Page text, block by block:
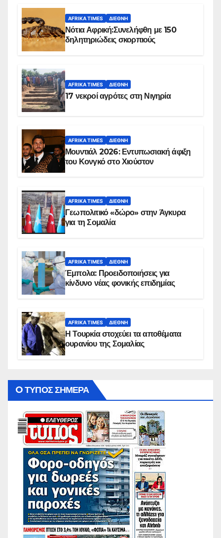
AFRIKA TIMES ΔΙΕΘΝΉ
Νότια Αφρική:Συνελήφθη με 150
δηλητηριώδεις σκορπιούς
AFRIKA TIMES ΔΙΕΘΝΉ
17 νεκροί αγρότες στη Νιγηρία
AFRIKA TIMES ΔΙΕΘΝΉ
Μουντιάλ 2026: Εντυπωσιακή άφιξη
του Κονγκό στο Χιούστον
AFRIKA TIMES ΔΙΕΘΝΉ
Γεωπολιτικό «δώρο» στην Άγκυρα
για τη Σομαλία
AFRIKA TIMES ΔΙΕΘΝΉ
Έμπολα: Προειδοποιήσεις για
κίνδυνο νέας φονικής επιδημίας
AFRIKA TIMES ΔΙΕΘΝΉ
Η Τουρκία στοχεύει τα αποθέματα
ουρανίου της Σομαλίας
O ΤΥΠΟΣ ΣΗΜΕΡΑ